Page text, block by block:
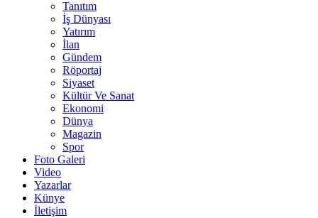
Tanıtım
İş Dünyası
Yatırım
İlan
Gündem
Röportaj
Siyaset
Kültür Ve Sanat
Ekonomi
Dünya
Magazin
Spor
Foto Galeri
Video
Yazarlar
Künye
İletişim